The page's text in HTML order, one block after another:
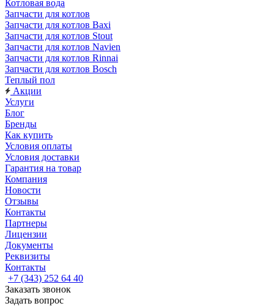
Котловая вода
Запчасти для котлов
Запчасти для котлов Baxi
Запчасти для котлов Stout
Запчасти для котлов Navien
Запчасти для котлов Rinnai
Запчасти для котлов Bosch
Теплый пол
Акции
Услуги
Блог
Бренды
Как купить
Условия оплаты
Условия доставки
Гарантия на товар
Компания
Новости
Отзывы
Контакты
Партнеры
Лицензии
Документы
Реквизиты
Контакты
+7 (343) 252 64 40
Заказать звонок
Задать вопрос